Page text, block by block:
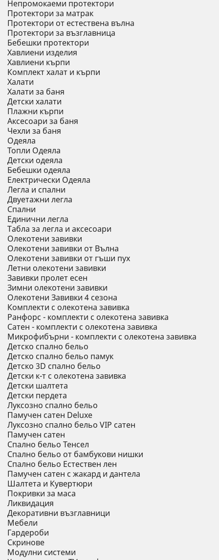
Непромокаеми протектори
Протектори за матрак
Протектори от естествена вълна
Протектори за възглавница
Бебешки протектори
Хавлиени изделия
Хавлиени кърпи
Комплект халат и кърпи
Халати
Халати за баня
Детски халати
Плажни кърпи
Аксесоари за баня
Чехли за баня
Одеяла
Топли Одеяла
Детски одеяла
Бебешки одеяла
Електрически Одеяла
Легла и спални
Двуетажни легла
Спални
Единични легла
Табла за легла и аксесоари
Олекотени завивки
Олекотени завивки от Вълна
Олекотени завивки от гъши пух
Летни олекотени завивки
Завивки пролет есен
Зимни олекотени завивки
Олекотени Завивки 4 сезона
Комплекти с олекотена завивка
Ранфорс - комплекти с олекотена завивка
Сатен - комплекти с олекотена завивка
Микрофибърни - комплекти с олекотена завивка
Детско спално бельо
Детско спално бельо памук
Детско 3D спално бельо
Детски к-т с олекотена завивка
Детски шалтета
Детски пердета
Луксозно спално бельо
Памучен сатен Deluxe
Луксозно спално бельо VIP сатен
Памучен сатен
Спално бельо Тенсел
Спално бельо от бамбукови нишки
Спално бельо Естествен лен
Памучен сатен с жакард и дантела
Шалтета и Кувертюри
Покривки за маса
Ликвидация
Декоративни възглавници
Мебели
Гардероби
Скринове
Модулни системи